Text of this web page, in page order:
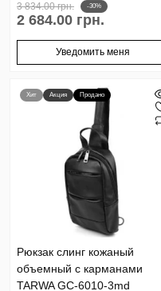
3 834.00 грн. -30%
2 684.00 грн.
Уведомить меня
Хит Акция Продано
Рюкзак слинг кожаный
объемный с карманами
TARWA GC-6010-3md